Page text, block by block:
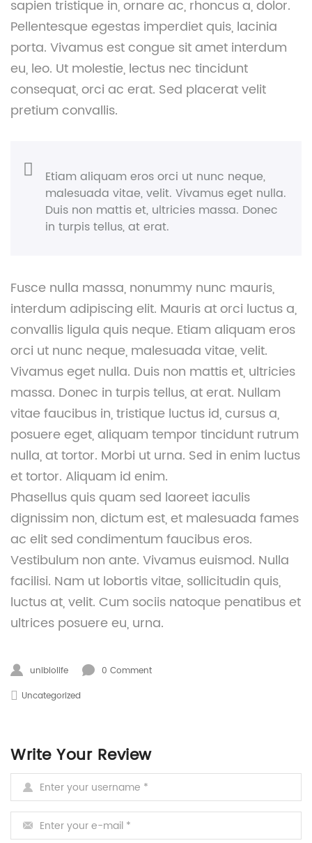
sapien tristique in, ornare ac, rhoncus a, dolor.
Pellentesque egestas imperdiet quis, lacinia
porta. Vivamus est congue sit amet interdum
eu, leo. Ut molestie, lectus nec tincidunt
consequat, orci ac erat. Sed placerat velit
pretium convallis.
Etiam aliquam eros orci ut nunc neque,
malesuada vitae, velit. Vivamus eget nulla.
Duis non mattis et, ultricies massa. Donec
in turpis tellus, at erat.
Fusce nulla massa, nonummy nunc mauris,
interdum adipiscing elit. Mauris at orci luctus a,
convallis ligula quis neque. Etiam aliquam eros
orci ut nunc neque, malesuada vitae, velit.
Vivamus eget nulla. Duis non mattis et, ultricies
massa. Donec in turpis tellus, at erat. Nullam
vitae faucibus in, tristique luctus id, cursus a,
posuere eget, aliquam tempor tincidunt rutrum
nulla, at tortor. Morbi ut urna. Sed in enim luctus
et tortor. Aliquam id enim.
Phasellus quis quam sed laoreet iaculis
dignissim non, dictum est, et malesuada fames
ac elit sed condimentum faucibus eros.
Vestibulum non ante. Vivamus euismod. Nulla
facilisi. Nam ut lobortis vitae, sollicitudin quis,
luctus at, velit. Cum sociis natoque penatibus et
ultrices posuere eu, urna.
unibiolife
0 Comment
Uncategorized
Write Your Review
Enter your username *
Enter your e-mail *